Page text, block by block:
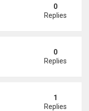
được 400 triệu đồng/
0
Replies
Chi - Tạ Đình Phong
0
Replies
năm đột quỵ. 1
Replies